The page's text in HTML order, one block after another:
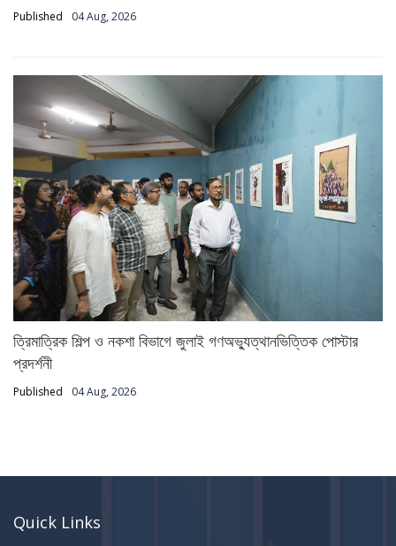
Published 04 Aug, 2026
ত্রিমাত্রিক শিল্প ও নকশা বিভাগে জুলাই গণঅভ্যুত্থানভিত্তিক পোস্টার
প্রদর্শনী
Published 04 Aug, 2026
Quick Links